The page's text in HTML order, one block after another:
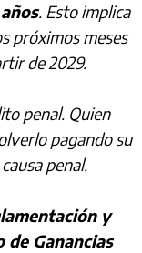
. Esto implica
próximos meses
de 2029.
penal. Quien
pagando su
penal.
y
de Ganancias